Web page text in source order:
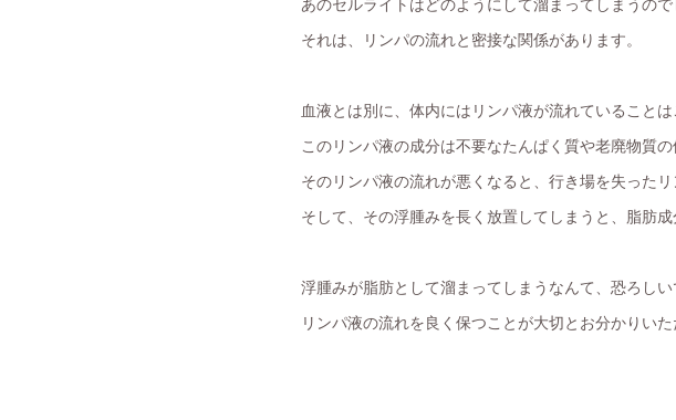
それは、リンパの流れと密接な関係があります。
血液とは別に、体内にはリンパ液が流れていることは
このリンパ液の成分は不要なたんぱく質や老廃物質の
そのリンパ液の流れが悪くなると、行き場を失った
そして、その浮腫みを長く放置してしまうと、脂肪
浮腫みが脂肪として溜まってしまうなんて、恐ろし
リンパ液の流れを良く保つことが大切とお分かりい